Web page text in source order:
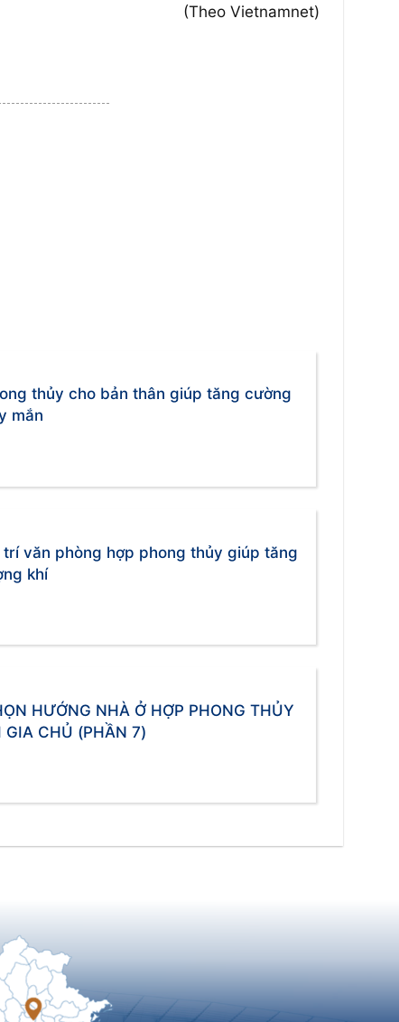
(Theo Vietnamnet)
thủy cho bản thân giúp tăng cường
mắn
trí văn phòng hợp phong thủy giúp tăng
khí
HƯỚNG NHÀ Ở HỢP PHONG THỦY
GIA CHỦ (PHẦN 7)